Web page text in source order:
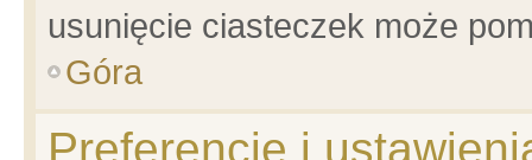
usunięcie ciasteczek może
Góra
Preferencje i